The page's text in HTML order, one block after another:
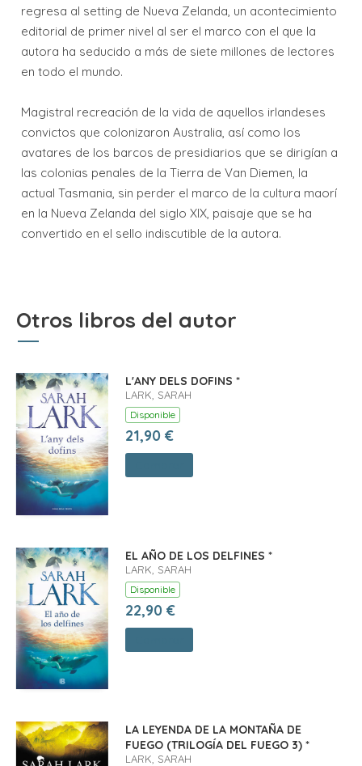
regresa al setting de Nueva Zelanda, un acontecimiento
editorial de primer nivel al ser el marco con el que la
autora ha seducido a más de siete millones de lectores
en todo el mundo.
Magistral recreación de la vida de aquellos irlandeses
convictos que colonizaron Australia, así como los
avatares de los barcos de presidiarios que se dirigían a
las colonias penales de la Tierra de Van Diemen, la
actual Tasmania, sin perder el marco de la cultura maorí
en la Nueva Zelanda del siglo XIX, paisaje que se ha
convertido en el sello indiscutible de la autora.
Otros libros del autor
L'ANY DELS DOFINS *
LARK, SARAH
Disponible
21,90 €
EL AÑO DE LOS DELFINES *
LARK, SARAH
Disponible
22,90 €
LA LEYENDA DE LA MONTAÑA DE
FUEGO (TRILOGÍA DEL FUEGO 3) *
LARK, SARAH